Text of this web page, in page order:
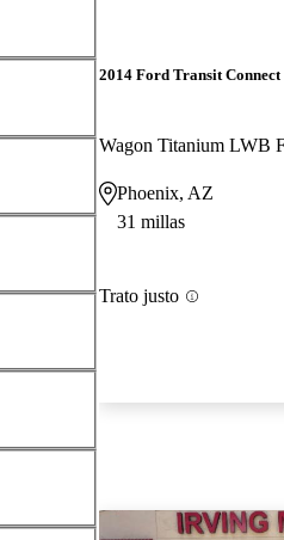
2014 Ford Transit Connect
Phoenix, AZ
31 millas
Trato justo